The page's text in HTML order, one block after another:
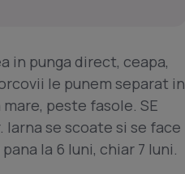
in punga direct, ceapa,
le punem separat in
peste fasole. SE
se scoate si se face
la 6 luni, chiar 7 luni.